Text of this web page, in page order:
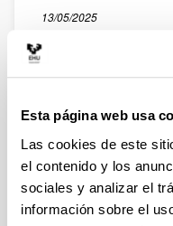
Esta página web usa
Las cookies de este
el contenido y los
sociales y analizar el
información sobre el
13/05/2025